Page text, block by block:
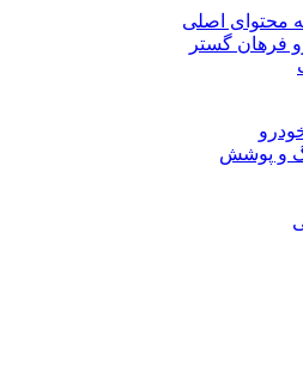
محتوای اصلی
و پوشش